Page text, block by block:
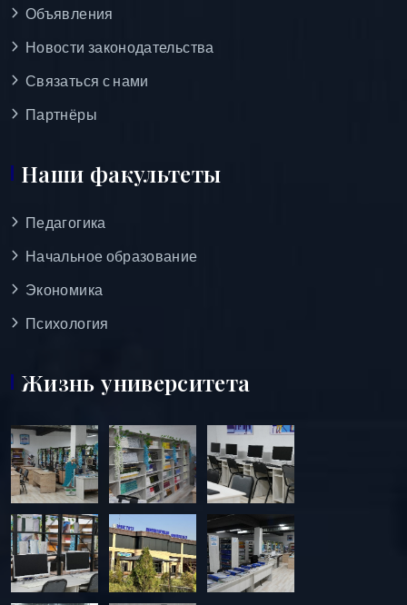
Объявления
Новости законодательства
Связаться с нами
Партнёры
Наши факультеты
Педагогика
Начальное образование
Экономика
Психология
Жизнь университета